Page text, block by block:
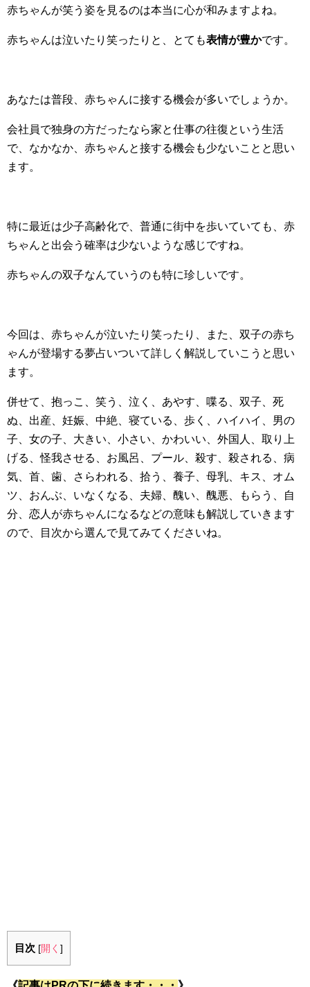
赤ちゃんが笑う姿を見るのは本当に心が和みますよね。
赤ちゃんは泣いたり笑ったりと、とても表情が豊かです。
あなたは普段、赤ちゃんに接する機会が多いでしょうか。
会社員で独身の方だったなら家と仕事の往復という生活
で、なかなか、赤ちゃんと接する機会も少ないことと思い
ます。
特に最近は少子高齢化で、普通に街中を歩いていても、赤
ちゃんと出会う確率は少ないような感じですね。
赤ちゃんの双子なんていうのも特に珍しいです。
今回は、赤ちゃんが泣いたり笑ったり、また、双子の赤ち
ゃんが登場する夢占いついて詳しく解説していこうと思い
ます。
併せて、抱っこ、笑う、泣く、あやす、喋る、双子、死
ぬ、出産、妊娠、中絶、寝ている、歩く、ハイハイ、男の
子、女の子、大きい、小さい、かわいい、外国人、取り上
げる、怪我させる、お風呂、プール、殺す、殺される、病
気、首、歯、さらわれる、拾う、養子、母乳、キス、オム
ツ、おんぶ、いなくなる、夫婦、醜い、醜悪、もらう、自
分、恋人が赤ちゃんになるなどの意味も解説していきます
ので、目次から選んで見てみてくださいね。
目次 [開く ]